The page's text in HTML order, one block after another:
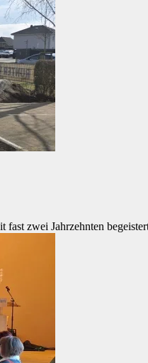
fast zwei Jahrzehnten